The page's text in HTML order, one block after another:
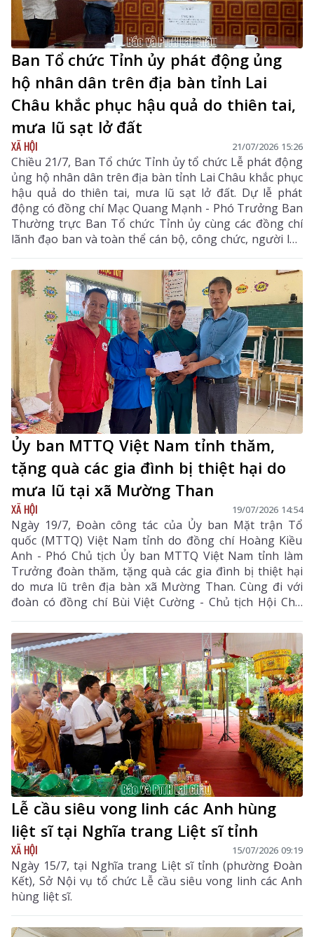
Ban Tổ chức Tỉnh ủy phát động ủng
hộ nhân dân trên địa bàn tỉnh Lai
Châu khắc phục hậu quả do thiên tai,
mưa lũ sạt lở đất
XÃ HỘI 21/07/2026 15:26
Chiều 21/7, Ban Tổ chức Tỉnh ủy tổ chức Lễ phát động
ủng hộ nhân dân trên địa bàn tỉnh Lai Châu khắc phục
hậu quả do thiên tai, mưa lũ sạt lở đất. Dự lễ phát
động có đồng chí Mạc Quang Mạnh - Phó Trưởng Ban
Thường trực Ban Tổ chức Tỉnh ủy cùng các đồng chí
lãnh đạo ban và toàn thể cán bộ, công chức, người lao
động của đơn vị.
Ủy ban MTTQ Việt Nam tỉnh thăm,
tặng quà các gia đình bị thiệt hại do
mưa lũ tại xã Mường Than
XÃ HỘI 19/07/2026 14:54
Ngày 19/7, Đoàn công tác của Ủy ban Mặt trận Tổ
quốc (MTTQ) Việt Nam tỉnh do đồng chí Hoàng Kiều
Anh - Phó Chủ tịch Ủy ban MTTQ Việt Nam tỉnh làm
Trưởng đoàn thăm, tặng quà các gia đình bị thiệt hại
do mưa lũ trên địa bàn xã Mường Than. Cùng đi với
đoàn có đồng chí Bùi Việt Cường - Chủ tịch Hội Chữ
thập đỏ tỉnh.
Lễ cầu siêu vong linh các Anh hùng
liệt sĩ tại Nghĩa trang Liệt sĩ tỉnh
XÃ HỘI 15/07/2026 09:19
Ngày 15/7, tại Nghĩa trang Liệt sĩ tỉnh (phường Đoàn
Kết), Sở Nội vụ tổ chức Lễ cầu siêu vong linh các Anh
hùng liệt sĩ.